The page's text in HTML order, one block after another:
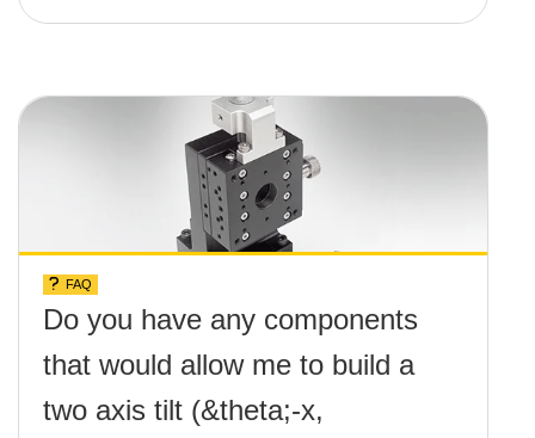
FAQ
Do you have any components
that would allow me to build a
two axis tilt (&theta;-x,